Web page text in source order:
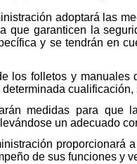
adoptará las
que garanticen la
y se tendrán en
los folletos y manuales
medidas para que
un adecuado
proporcionará
de sus funciones y